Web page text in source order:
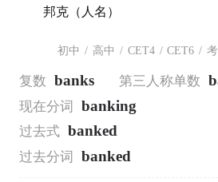
邦克（人名）
初中 / 高中 / CET4 / CET6 /
复数 banks 第三人称单数
现在分词 banking
过去式 banked
过去分词 banked